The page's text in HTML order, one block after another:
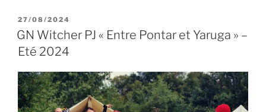
PUBLIÉ
LE
27/08/2024
GN Witcher PJ « Entre Pontar et Yaruga » –
Eté 2024